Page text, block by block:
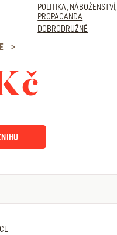
POLITIKA, NÁBOŽENSTVÍ,
PROPAGANDA
DOBRODRUŽNÉ